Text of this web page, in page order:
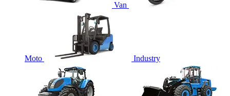
Van
Moto Industry